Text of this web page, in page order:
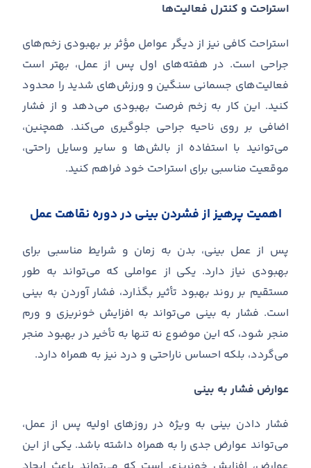
استراحت و کنترل فعالیت‌ها
استراحت کافی نیز از دیگر عوامل مؤثر بر بهبودی زخمهای
جراحی است. در هفتههای اول پس از عمل، بهتر است
فعالیتهای جسمانی سنگین و ورزشهای شدید را محدود
کنید. این کار به زخم فرصت بهبودی میدهد و از فشار
اضافی بر روی ناحیه جراحی جلوگیری میکند. همچنین،
میتوانید با استفاده از بالشها و سایر وسایل راحتی،
موقعیت مناسبی برای استراحت خود فراهم کنید.
اهمیت پرهیز از فشردن بینی در دوره نقاهت عمل
پس از عمل بینی، بدن به زمان و شرایط مناسبی برای
بهبودی نیاز دارد. یکی از عواملی که میتواند به طور
مستقیم بر روند بهبود تأثیر بگذارد، فشار آوردن به بینی
است. فشار به بینی میتواند به افزایش خونریزی و ورم
منجر شود، که این موضوع نه تنها به تأخیر در بهبود منجر
میگردد، بلکه احساس ناراحتی و درد نیز به همراه دارد.
عوارض فشار به بینی
فشار دادن بینی به ویژه در روزهای اولیه پس از عمل،
میتواند عوارض جدی را به همراه داشته باشد. یکی از این